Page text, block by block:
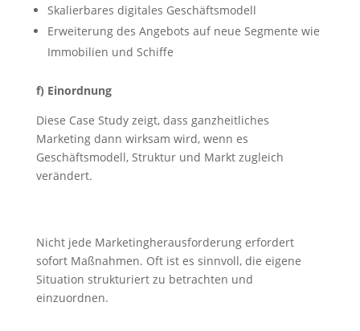
Skalierbares digitales Geschäftsmodell
Erweiterung des Angebots auf neue Segmente wie
Immobilien und Schiffe
f) Einordnung
Diese Case Study zeigt, dass ganzheitliches
Marketing dann wirksam wird, wenn es
Geschäftsmodell, Struktur und Markt zugleich
verändert.
Nicht jede Marketingherausforderung erfordert
sofort Maßnahmen. Oft ist es sinnvoll, die eigene
Situation strukturiert zu betrachten und
einzuordnen.